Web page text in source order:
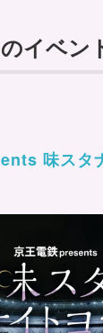
イベン
味スタ